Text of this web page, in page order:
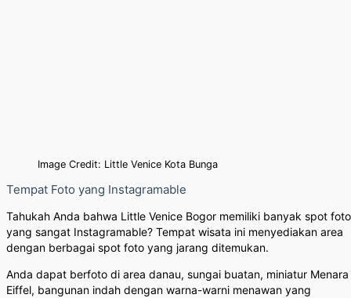
Image Credit: Little Venice Kota Bunga
Tempat Foto yang Instagramable
Tahukah Anda bahwa Little Venice Bogor memiliki banyak spot foto
yang sangat Instagramable? Tempat wisata ini menyediakan area
dengan berbagai spot foto yang jarang ditemukan.
Anda dapat berfoto di area danau, sungai buatan, miniatur Menara
Eiffel, bangunan indah dengan warna-warni menawan yang